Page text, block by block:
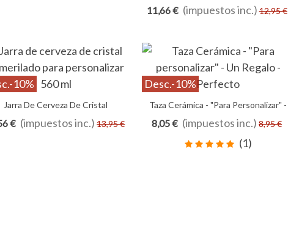
Más Te Guste - Un Regalo - Perfecto
11,66 € (impuestos inc.) 12,95 €
-10%
Añadir Al Carrito
Jarra De Cerveza De Cristal
Para Personalizar 560 Ml
€ (impuestos inc.) 13,95 €
Desc.-10%
Añadir Al Carrito
Taza Cerámica - "Para Personalizar" -
Un Regalo - Perfecto
8,05 € (impuestos inc.) 8,95 €
(1)